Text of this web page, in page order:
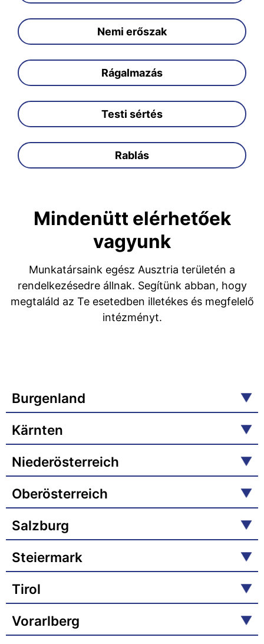
Nemi erőszak
Rágalmazás
Testi sértés
Rablás
Mindenütt elérhetőek
vagyunk
Munkatársaink egész Ausztria területén a
rendelkezésedre állnak. Segítünk abban, hogy
megtaláld az Te esetedben illetékes és megfelelő
intézményt.
Burgenland
Kärnten
Niederösterreich
Oberösterreich
Salzburg
Steiermark
Tirol
Vorarlberg